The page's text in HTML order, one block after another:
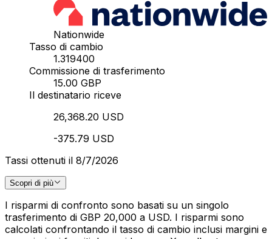
Nationwide
Tasso di cambio
1.319400
Commissione di trasferimento
15.00 GBP
Il destinatario riceve
26,368.20 USD
-375.79 USD
Tassi ottenuti il 8/7/2026
Scopri di più
I risparmi di confronto sono basati su un singolo
trasferimento di GBP 20,000 a USD. I risparmi sono
calcolati confrontando il tasso di cambio inclusi margini e